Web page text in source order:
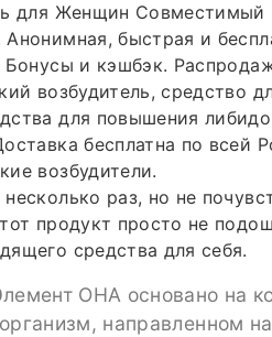
для Женщин Совместимый
быстрая и
Бонусы и кэшбэк.
возбудитель, средство
для повышения
бесплатна по всей
возбудители.
раз, но не
продукт просто не
средства для себя.
ОНА основано на
направленном